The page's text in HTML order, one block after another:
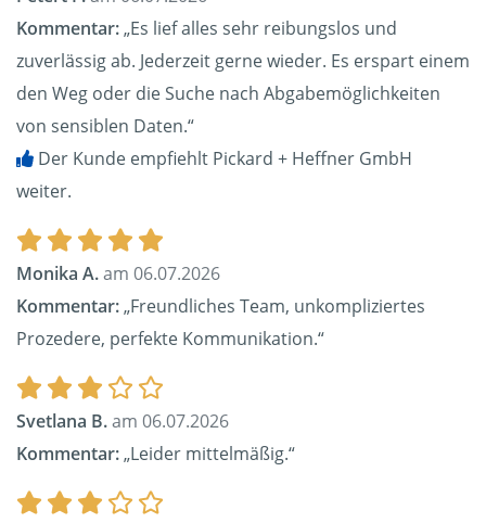
Kommentar:„Es lief alles sehr reibungslos und
zuverlässig ab. Jederzeit gerne wieder. Es erspart einem
den Weg oder die Suche nach Abgabemöglichkeiten
von sensiblen Daten.“
Der Kunde empfiehlt Pickard + Heffner GmbH
weiter.
Monika A.am 06.07.2026
Kommentar:„Freundliches Team, unkompliziertes
Prozedere, perfekte Kommunikation.“
Svetlana B.am 06.07.2026
Kommentar:„Leider mittelmäßig.“